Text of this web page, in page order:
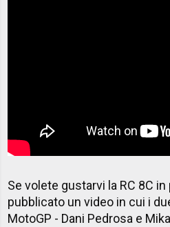
Se volete gustarvi la RC 8C in
pubblicato un video in cui i
MotoGP - Dani Pedrosa e